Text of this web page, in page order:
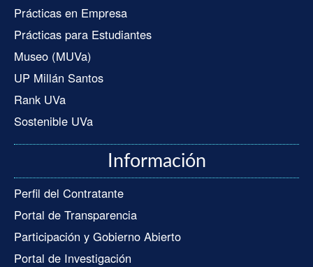
Prácticas en Empresa
Prácticas para Estudiantes
Museo (MUVa)
UP Millán Santos
Rank UVa
Sostenible UVa
Información
Perfil del Contratante
Portal de Transparencia
Participación y Gobierno Abierto
Portal de Investigación